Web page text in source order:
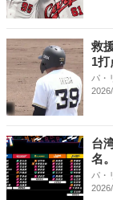
救
1打
パ・
台
名
パ・